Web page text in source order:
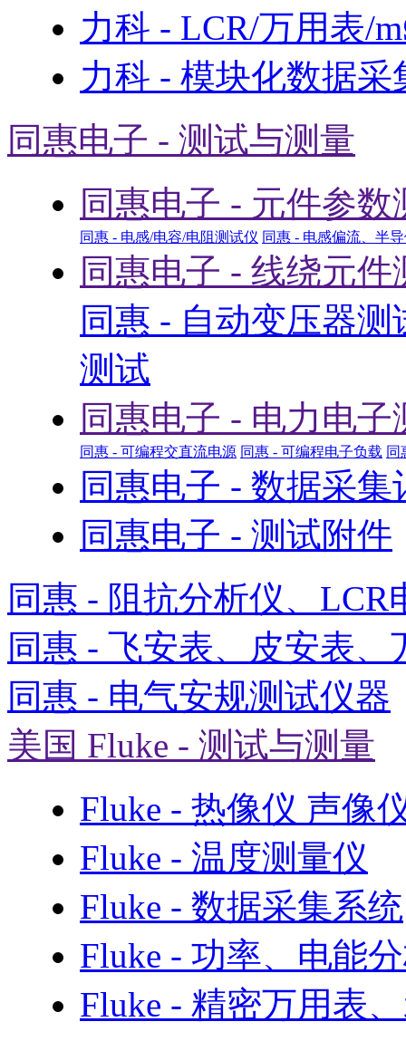
力科 - LCR/万用表/
力科 - 模块化数据采
同惠电子 - 测试与测量
同惠电子 - 元件参数
同惠 - 电感/电容/电阻测试仪 同惠 - 电感偏流、半
同惠电子 - 线绕元件
同惠 - 自动变压器测
测试
同惠电子 - 电力电子
同惠 - 可编程交直流电源 同惠 - 可编程电子负载 同
同惠电子 - 数据采集
同惠电子 - 测试附件
同惠 - 阻抗分析仪、LCR
同惠 - 飞安表、皮安表、
同惠 - 电气安规测试仪器
美国 Fluke - 测试与测量
Fluke - 热像仪 声像
Fluke - 温度测量仪
Fluke - 数据采集系统
Fluke - 功率、电能
Fluke - 精密万用表